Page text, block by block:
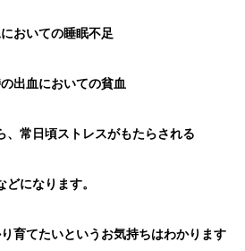
おいての睡眠不足
出血においての貧血
、常日頃ストレスがもたらされる
どになります。
育てたいというお気持ちはわかります